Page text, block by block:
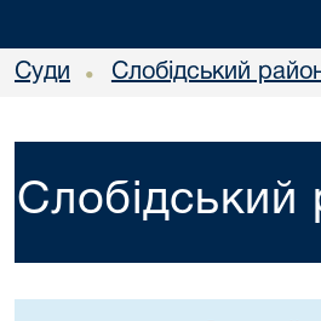
Суди • Слобідський
Слобідський